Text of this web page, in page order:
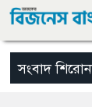
সংবাদ